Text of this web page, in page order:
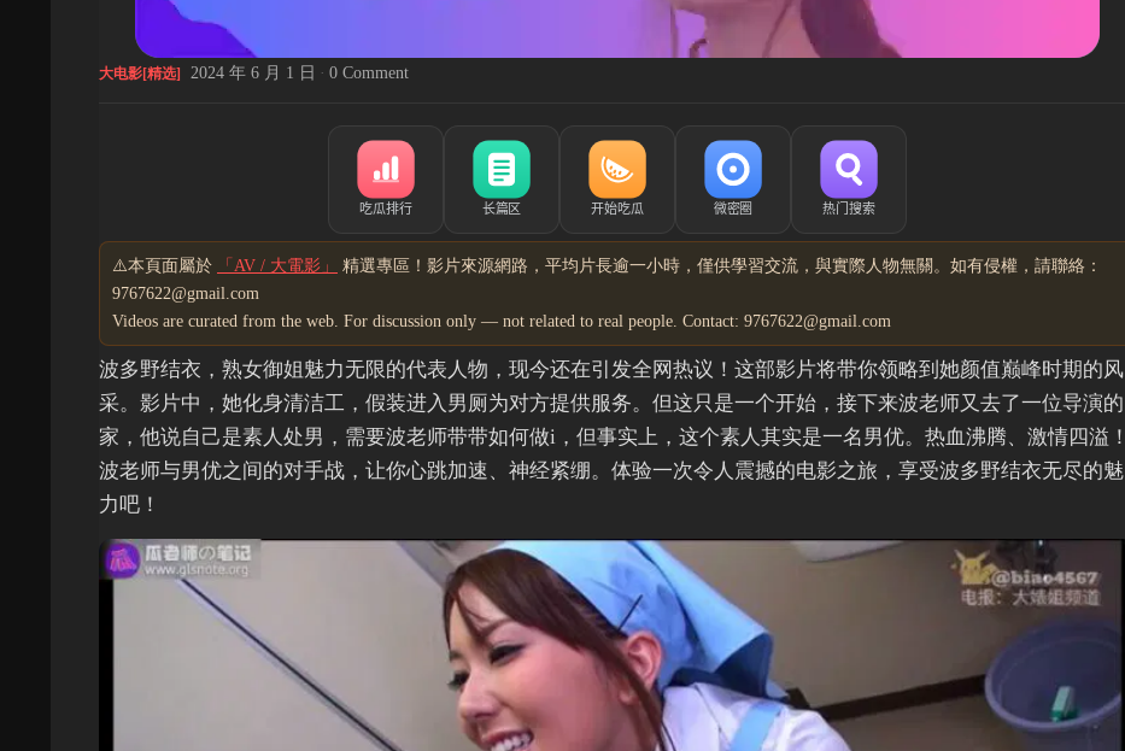
大电影[精选] 2024 年 6 月 1 日 · 0 Comment
⚠️本頁面屬於 「AV / 大電影」
精選專區！影片來源網路，平均片長逾一小時，僅供學習交流，與實際人物無關。如有侵權，請聯絡：
9767622@gmail.com
Videos are curated from the web. For discussion only — not related to real people. Contact: 9767622@gmail.com
波多野结衣，熟女御姐魅力无限的代表人物，现今还在引发全网热议！这部影片将带你领略到她颜值巅峰时期的风
采。影片中，她化身清洁工，假装进入男厕为对方提供服务。但这只是一个开始，接下来波老师又去了一位导演的
家，他说自己是素人处男，需要波老师带带如何做i，但事实上，这个素人其实是一名男优。热血沸腾、激情四溢！
波老师与男优之间的对手战，让你心跳加速、神经紧绷。体验一次令人震撼的电影之旅，享受波多野结衣无尽的魅
力吧！